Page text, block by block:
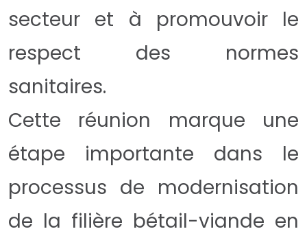
secteur et à promouvoir le
respect des normes
sanitaires.
Cette réunion marque une
étape importante dans le
processus de modernisation
de la filière bétail-viande en